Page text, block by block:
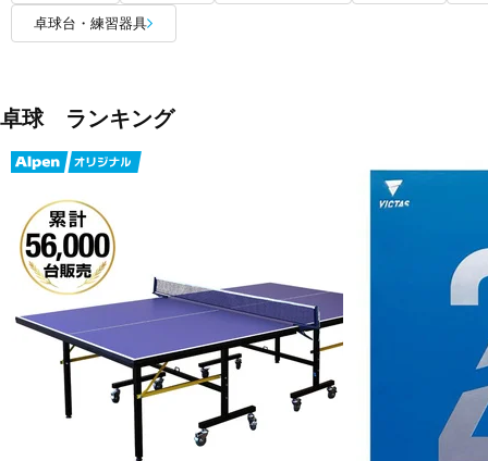
卓球台・練習器具
卓球 ランキング